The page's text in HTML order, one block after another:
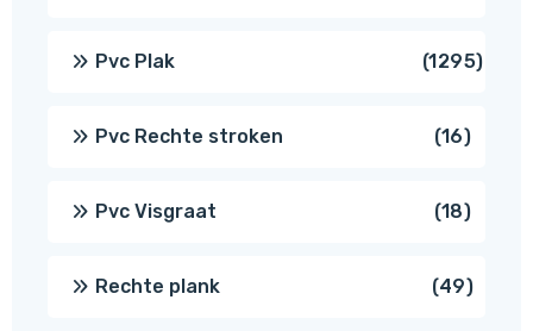
Pvc Plak 12951295
Pvc Rechte stroken 1616
Pvc Visgraat 1818
Rechte plank 4949